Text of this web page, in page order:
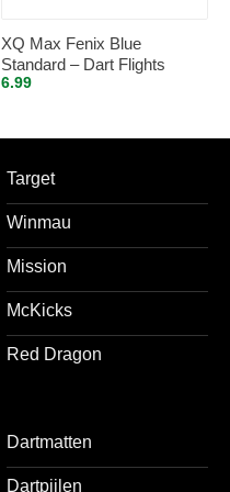
XQ Max Fenix Blue
Standard – Dart Flights
Inbetween
6.99
Target
Winmau
Mission
McKicks
Red Dragon
Dartmatten
Dartpijlen